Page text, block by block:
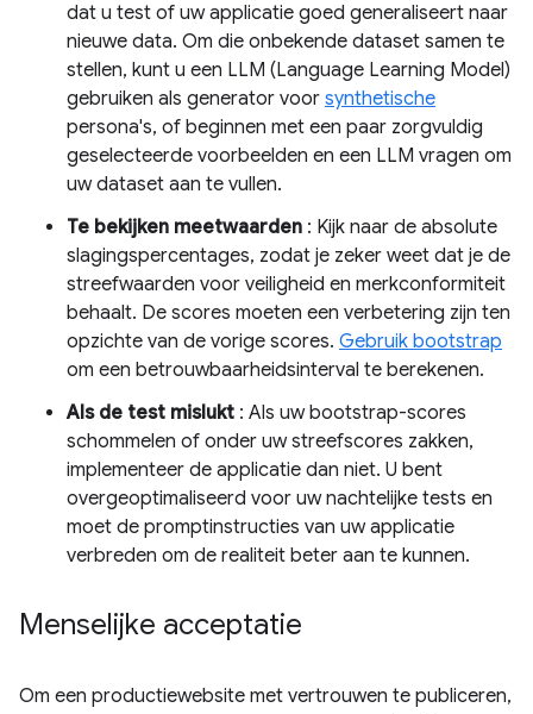
dat u test of uw applicatie goed generaliseert naar
nieuwe data. Om die onbekende dataset samen te
stellen, kunt u een LLM (Language Learning Model)
gebruiken als generator voor synthetische
persona's, of beginnen met een paar zorgvuldig
geselecteerde voorbeelden en een LLM vragen om
uw dataset aan te vullen.
Te bekijken meetwaarden : Kijk naar de absolute
slagingspercentages, zodat je zeker weet dat je de
streefwaarden voor veiligheid en merkconformiteit
behaalt. De scores moeten een verbetering zijn ten
opzichte van de vorige scores. Gebruik bootstrap
om een ​​betrouwbaarheidsinterval te berekenen.
Als de test mislukt : Als uw bootstrap-scores
schommelen of onder uw streefscores zakken,
implementeer de applicatie dan niet. U bent
overgeoptimaliseerd voor uw nachtelijke tests en
moet de promptinstructies van uw applicatie
verbreden om de realiteit beter aan te kunnen.
Menselijke acceptatie
Om een ​​productiewebsite met vertrouwen te publiceren,